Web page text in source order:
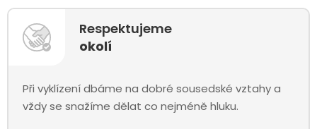
Respektujeme
okolí
Při vyklízení dbáme na dobré sousedské vztahy a
vždy se snažíme dělat co nejméně hluku.